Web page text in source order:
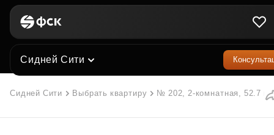
Сидней Сити
Сидней Сити Выбрать квартиру № 202, 2-комнатная, 52.7 м²